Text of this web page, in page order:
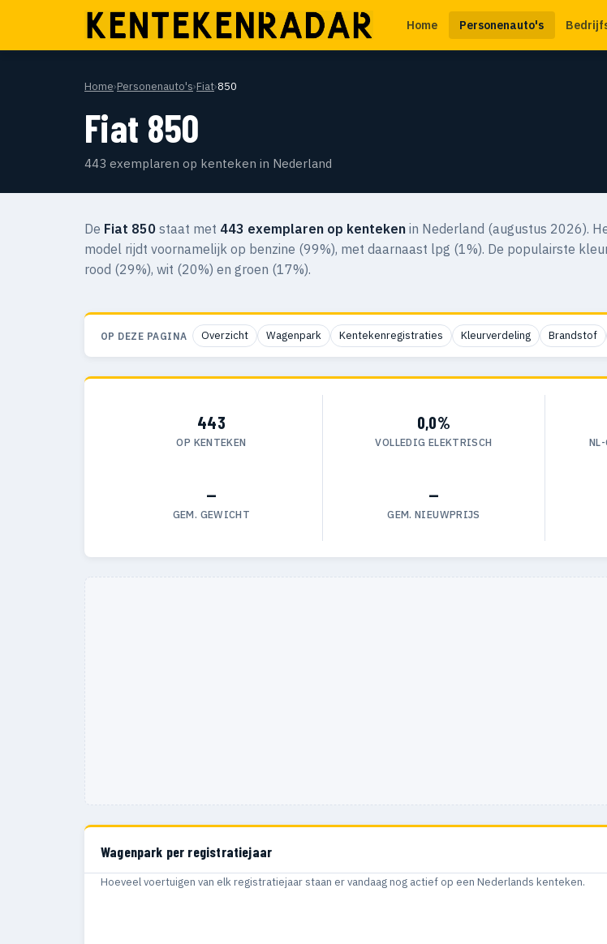
Home Personenauto's
Home›Personenauto's›Fiat›850
Fiat 850
443 exemplaren op kenteken in Nederland
De Fiat 850 staat met 443 exemplaren op kenteken in Nederland (augustus 2026).
model rijdt voornamelijk op benzine (99%), met daarnaast lpg (1%). De populairste
rood (29%), wit (20%) en groen (17%).
OP DEZE PAGINA Overzicht Wagenpark Kentekenregistraties Kleurverdeling Brandstof
443
OP KENTEKEN
0,0%
VOLLEDIG ELEKTRISCH
—
GEM. GEWICHT
—
GEM. NIEUWPRIJS
Wagenpark per registratiejaar
Hoeveel voertuigen van elk registratiejaar staan er vandaag nog actief op een Nederlands kenteken.